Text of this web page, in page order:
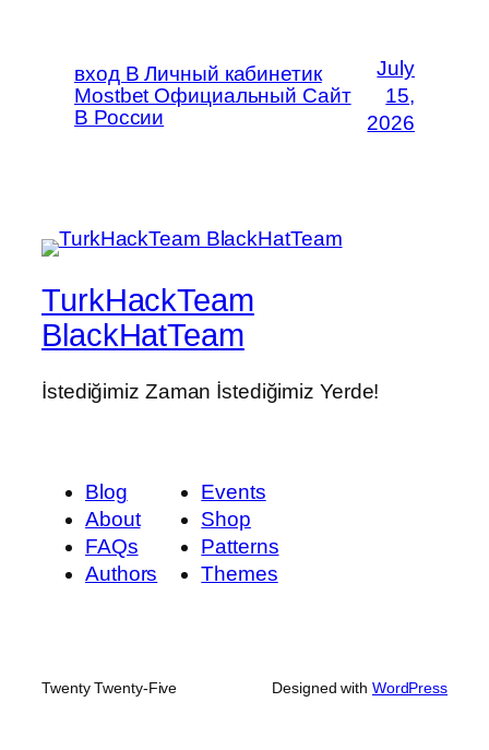
вход В Личный кабинетик
Mostbet Официальный Сайт
В России
July
15,
2026
TurkHackTeam
BlackHatTeam
İstediğimiz Zaman İstediğimiz Yerde!
Blog
About
FAQs
Authors
Events
Shop
Patterns
Themes
Twenty Twenty-Five Designed with WordPress